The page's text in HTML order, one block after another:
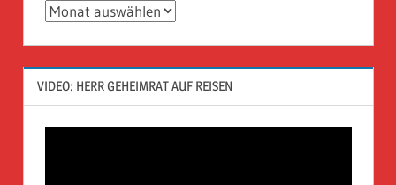
Archiv
VIDEO: HERR GEHEIMRAT AUF REISEN